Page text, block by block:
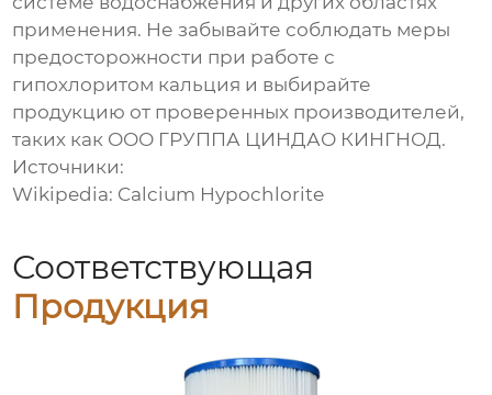
применения. Не забывайте соблюдать меры
предосторожности при работе с
гипохлоритом кальция и выбирайте
продукцию от проверенных производителей,
таких как ООО ГРУППА ЦИНДАО КИНГНОД.
Источники:
Wikipedia: Calcium Hypochlorite
Соответствующая
Продукция